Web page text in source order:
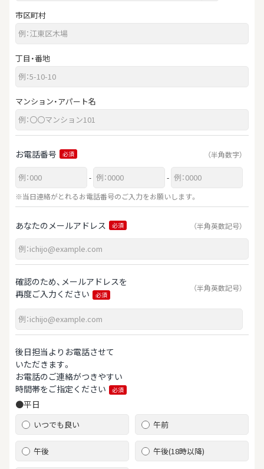
市区町村
丁目・番地
マンション・アパート名
お電話番号 必須 （半角数字）
-
-
※当日連絡がとれるお電話番号のご入力をお願いします。
あなたのメールアドレス 必須 （半角英数記号）
確認のため、メールアドレスを
再度ご入力ください
必須
（半角英数記号）
後日担当よりお電話させて
いただきます。
お電話のご連絡がつきやすい
時間帯をご指定ください
必須
●平日
いつでも良い 午前
午後 午後(18時以降)